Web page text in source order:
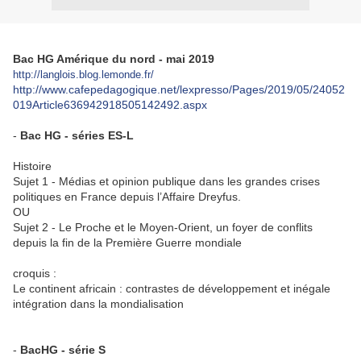
Bac HG Amérique du nord - mai 2019
http://langlois.blog.lemonde.fr/
http://www.cafepedagogique.net/lexpresso/Pages/2019/05/24052
019Article636942918505142492.aspx
- Bac HG - séries ES-L
Histoire
Sujet 1 - Médias et opinion publique dans les grandes crises
politiques en France depuis l’Affaire Dreyfus.
OU
Sujet 2 - Le Proche et le Moyen-Orient, un foyer de conflits
depuis la fin de la Première Guerre mondiale
croquis :
Le continent africain : contrastes de développement et inégale
intégration dans la mondialisation
- BacHG - série S